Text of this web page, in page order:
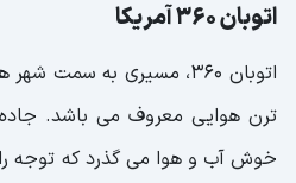
اتوبان 360 آمریکا
اتوبان 360، مسیری به سمت
خوش آب و هوا می گذرد که توجه